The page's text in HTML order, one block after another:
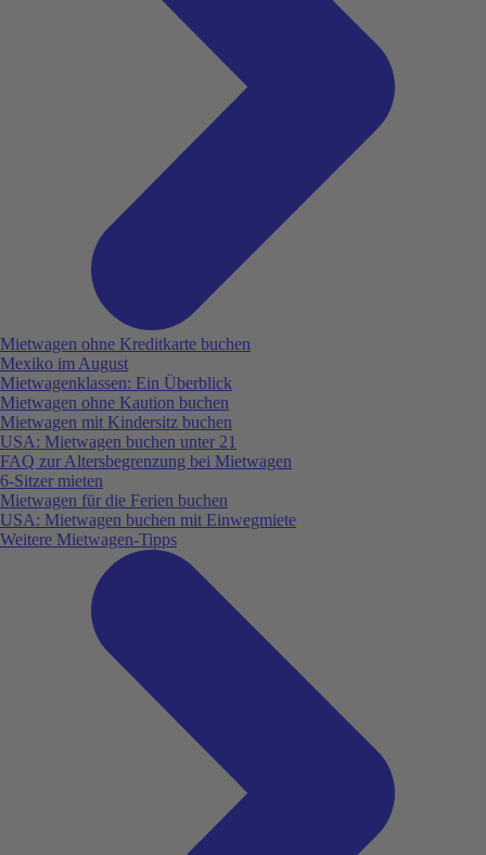
Mietwagen ohne Kreditkarte buchen
Mexiko im August
Mietwagenklassen: Ein Überblick
Mietwagen ohne Kaution buchen
Mietwagen mit Kindersitz buchen
USA: Mietwagen buchen unter 21
FAQ zur Altersbegrenzung bei Mietwagen
6-Sitzer mieten
Mietwagen für die Ferien buchen
USA: Mietwagen buchen mit Einwegmiete
Weitere Mietwagen-Tipps